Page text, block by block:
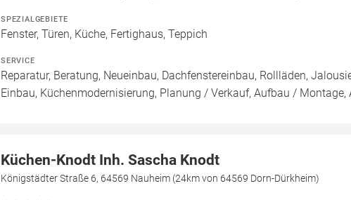
SPEZIALGEBIETE
Fenster, Türen, Küche, Fertighaus, Teppich
SERVICE
Reparatur, Beratung, Neueinbau, Dachfenstereinbau, Rollläden,
Einbau, Küchenmodernisierung, Planung / Verkauf, Aufbau / Montage,
Küchen-Knodt Inh. Sascha Knodt
Königstädter Straße 6, 64569 Nauheim (24km von 64569 Dorn-Dürkheim)